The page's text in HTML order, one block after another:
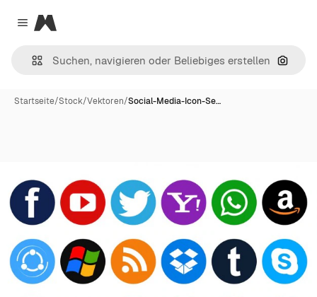
Close menu
Magnific
Nach
Startseite/Stock/Vektoren/Social-Media-Icon-Se…